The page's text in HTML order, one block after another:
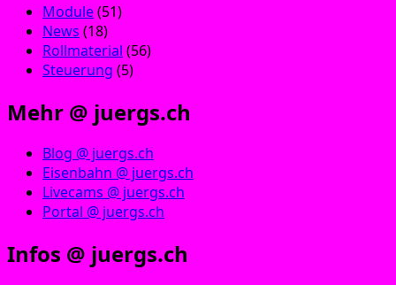
Module(51)
News (18)
Rollmaterial (56)
Steuerung (5)
Mehr @ juergs.ch
Blog @ juergs.ch
Eisenbahn @ juergs.ch
Livecams @ juergs.ch
Portal @ juergs.ch
Infos @ juergs.ch